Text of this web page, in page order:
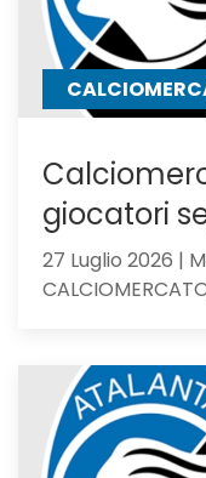
giocatori
27 Luglio 2026 |